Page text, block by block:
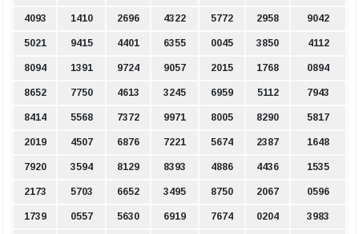
4093 1410 2696 4322 5772 2958 9042
5021 9415 4401 6355 0045 3850 4112
8094 1391 9724 9057 2015 1768 0894
8652 7750 4613 3245 6959 5112 7943
8414 5568 7372 9971 8005 8290 5817
2019 4507 6876 7221 5674 2387 1648
7920 3594 8129 8393 4886 4436 1535
2173 5703 6652 3495 8750 2067 0596
1739 0557 5630 6919 7674 0204 3983